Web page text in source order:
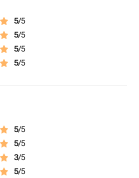
5/5
5/5
5/5
5/5
5/5
5/5
3/5
5/5